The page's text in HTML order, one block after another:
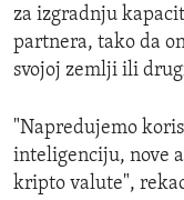
za izgradnju
partnera, tako da
svojoj zemlji ili
"Napredujemo
inteligenciju, nove
kripto valute",